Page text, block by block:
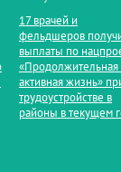
17 врачей и
фельдшеров
выплаты по
«Продолжительная
активная жизнь»
трудоустройстве в
районы в текущем